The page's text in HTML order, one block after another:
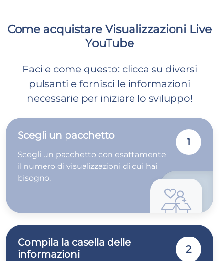
Come acquistare Visualizzazioni Live
YouTube
Facile come questo: clicca su diversi
pulsanti e fornisci le informazioni
necessarie per iniziare lo sviluppo!
Scegli un pacchetto
Scegli un pacchetto con esattamente
il numero di visualizzazioni di cui hai
bisogno.
1
Compila la casella delle
informazioni
2